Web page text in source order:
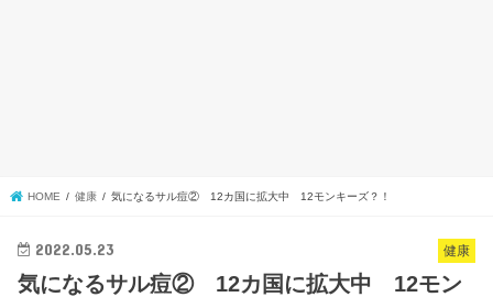
HOME 健康 気になるサル痘② 12カ国に拡大中 12モンキーズ？！
健康
2022.05.23
気になるサル痘② 12カ国に拡大中 12モン